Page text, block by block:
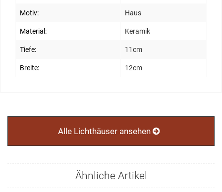
Motiv: Haus
Material: Keramik
Tiefe: 11cm
Breite: 12cm
Alle Lichthäuser ansehen
Ähnliche Artikel